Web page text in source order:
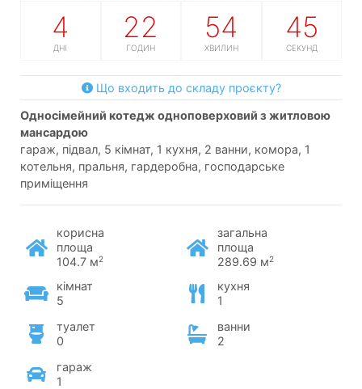
4
ДНІ
22
ГОДИН
54
ХВИЛИН
44
СЕКУНД
Що входить до складу проєкту?
односімейний котедж одноповерховий з житловою
мансардою
гараж, підвал, 5 кімнат, 1 кухня, 2 ванни, комора, 1
котельня, пральня, гардеробна, господарське
приміщення
корисна
площа
104.7 м2
загальна
площа
289.69 м2
кімнат
5
кухня
1
туалет
0
ванни
2
гараж
1